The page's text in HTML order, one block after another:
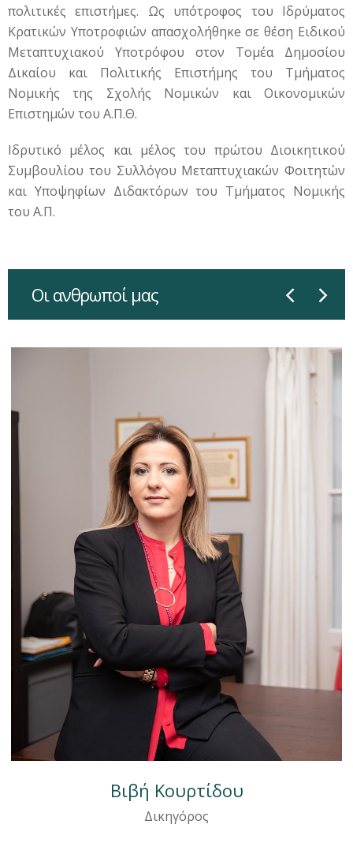
πολιτικές επιστήμες. Ως υπότροφος του Ιδρύματος
Κρατικών Υποτροφιών απασχολήθηκe σε θέση Ειδικού
Μεταπτυχιακού Υποτρόφου στον Τομέα Δημοσίου
Δικαίου και Πολιτικής Επιστήμης του Τμήματος
Νομικής της Σχολής Νομικών και Οικονομικών
Επιστημών του Α.Π.Θ.
Ιδρυτικό μέλος και μέλος του πρώτου Διοικητικού
Συμβουλίου του Συλλόγου Μεταπτυχιακών Φοιτητών
και Υποψηφίων Διδακτόρων του Τμήματος Νομικής
του Α.Π.
Οι ανθρωποί μας
Βιβή Κουρτίδου
Δικηγόρος